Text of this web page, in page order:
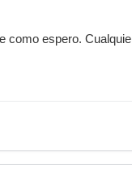
como espero.